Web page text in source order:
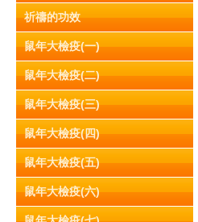
祈禱的功效
鼠年大檢疫(一)
鼠年大檢疫(二)
鼠年大檢疫(三)
鼠年大檢疫(四)
鼠年大檢疫(五)
鼠年大檢疫(六)